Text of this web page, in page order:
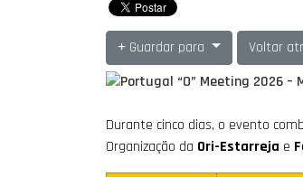
Guardar para
Voltar
Durante cinco dias, o evento
Organização da Ori-Estarreja e